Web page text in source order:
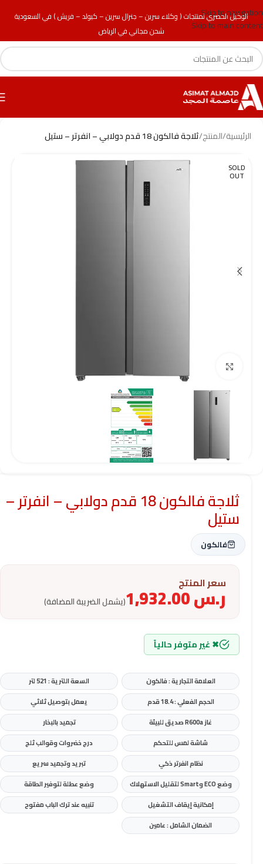
الوكيل الحصري لمنتجات ( وكلاء سرين – جنرال سرين – كيولد – فريش ) في السعودية
شحن مجاني في الرياض
Skip to navigation
Skip to main content
الرئيسية/المنتج/ثلاجة فالكون 18 قدم دولابي – انفرتر – ستيل
SOLD
OUT
ثلاجة فالكون 18 قدم دولابي – انفرتر –
ستيل
فالكون
سعر المنتج
ر.س (يشمل الضريبة المضافة)
✖ غير متوفر حالياً
العلامة التجارية : فالكون
السعة اللترية : 521 لتر
الحجم الفعلي : 18.4 قدم
يعمل بتوصيل ثلاثي
غاز R600a صديق للبيئة
تجميد بالبخار
شاشة لمس للتحكم
درج خضروات وقوالب ثلج
نظام انفرتر ذكي
تبريد وتجميد سريع
وضع ECO وSmart لتقليل الاستهلاك
وضع عطلة لتوفير الطاقة
إمكانية إيقاف التشغيل
تنبيه عند ترك الباب مفتوح
الضمان الشامل : عامين